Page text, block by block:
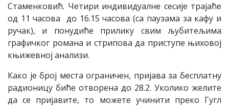
Стаменковић. Четири индивидуалне сесије трајаће
од 11 часова до 16.15 часова (са паузама за кафу и
ручак), и понудиће прилику свим љубитељима
графичког романа и стрипова да приступе њиховој
књижевној анализи.
Како је број места ограничен, пријава за бесплатну
радионицу биће отворена до 28.2. Уколико желите
да се пријавите, то можете учинити преко Гугл